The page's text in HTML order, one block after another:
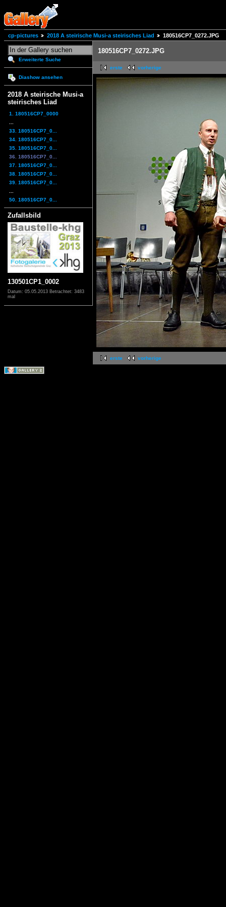
cp-pictures 2018 A steirische Musi-a steirisches Liad 180516CP7_0272.JPG
Erweiterte Suche
Diashow ansehen
2018 A steirische Musi-a
steirisches Liad
1. 180516CP7_0000
33. 180516CP7_0...
34. 180516CP7_0...
35. 180516CP7_0...
36. 180516CP7_0...
37. 180516CP7_0...
38. 180516CP7_0...
39. 180516CP7_0...
50. 180516CP7_0...
Zufallsbild
130501CP1_0002
Datum: 05.05.2013 Betrachtet: 3483
mal
180516CP7_0272.JPG
erste vorherige
erste vorherige